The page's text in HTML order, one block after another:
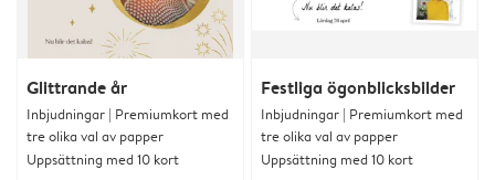
Glittrande år
Inbjudningar | Premiumkort med
tre olika val av papper
Uppsättning med 10 kort
Festliga ögonblicksbilder
Inbjudningar | Premiumkort med
tre olika val av papper
Uppsättning med 10 kort